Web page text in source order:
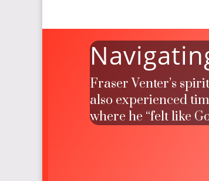
Fraser Venter’s
also experienced
where he “felt like